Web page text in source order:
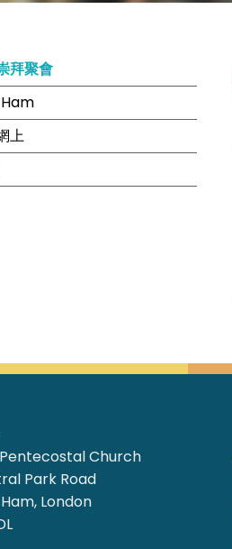
拜聚會
上
Church
Park Road
London